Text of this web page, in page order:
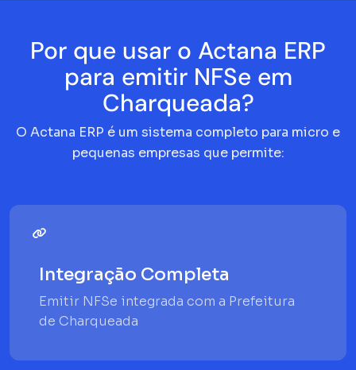
Por que usar o Actana ERP
para emitir NFSe em
Charqueada?
O Actana ERP é um sistema completo para micro e
pequenas empresas que permite:
Integração Completa
Emitir NFSe integrada com a Prefeitura
de Charqueada